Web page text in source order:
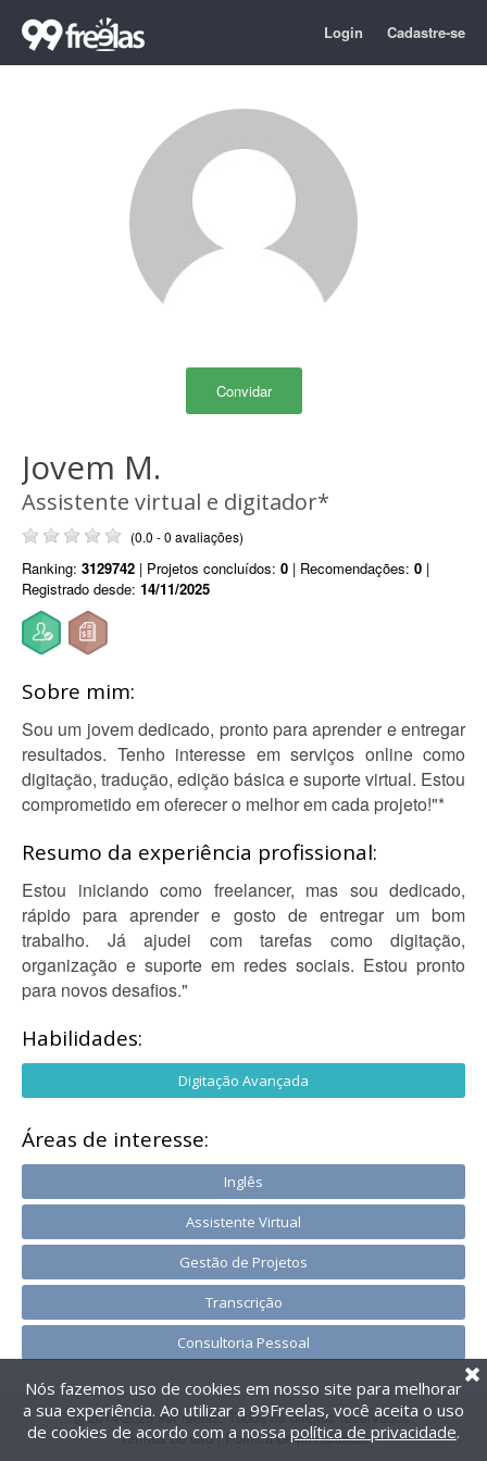
Login Cadastre-se
Convidar
Jovem M.
Assistente virtual e digitador*
(0.0 - 0 avaliações)
Ranking: 3129742 | Projetos concluídos: 0 | Recomendações: 0 |
Registrado desde: 14/11/2025
Sobre mim:
Sou um jovem dedicado, pronto para aprender e entregar
resultados. Tenho interesse em serviços online como
digitação, tradução, edição básica e suporte virtual. Estou
comprometido em oferecer o melhor em cada projeto!"*
Resumo da experiência profissional:
Estou iniciando como freelancer, mas sou dedicado,
rápido para aprender e gosto de entregar um bom
trabalho. Já ajudei com tarefas como digitação,
organização e suporte em redes sociais. Estou pronto
para novos desafios."
Habilidades:
Digitação Avançada
Áreas de interesse:
Inglês
Assistente Virtual
Gestão de Projetos
Transcrição
Consultoria Pessoal
@2014-2026 99Freelas. Todos os direitos reservados.
Termos de uso| Política de privacidade
Nós fazemos uso de cookies em nosso site para melhorar
a sua experiência. Ao utilizar a 99Freelas, você aceita o uso
de cookies de acordo com a nossa política de privacidade.